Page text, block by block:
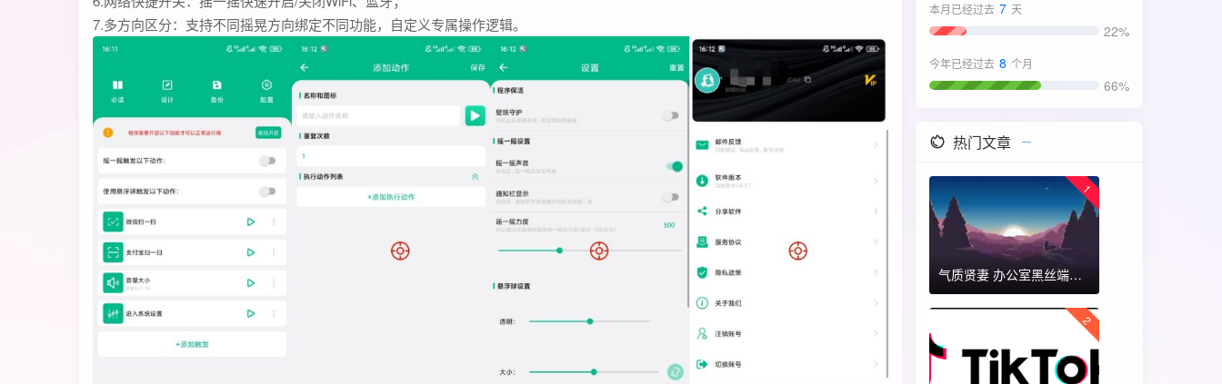
7.多方向区分：支持不同摇晃方向绑定不同功能，自定义专属操作逻辑。
本月已经过去 7 天
22%
今年已经过去 8 个月
66%
热门文章
1
气质贤妻 办公室黑丝端木蓉 国漫女神 ​​​
2